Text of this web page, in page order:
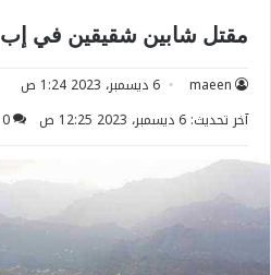
مقتل شابين شقيقين في إب
maeen
6 ديسمبر، 2023 1:24 ص
آخر تحديث: 6 ديسمبر، 2023 12:25 ص
0